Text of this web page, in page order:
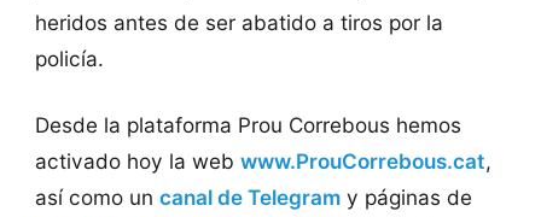
heridos antes de ser abatido a tiros por la
policía.
Desde la plataforma Prou ​​Correbous hemos
activado hoy la web www.ProuCorrebous.cat,
así como un canal de Telegramy páginas de